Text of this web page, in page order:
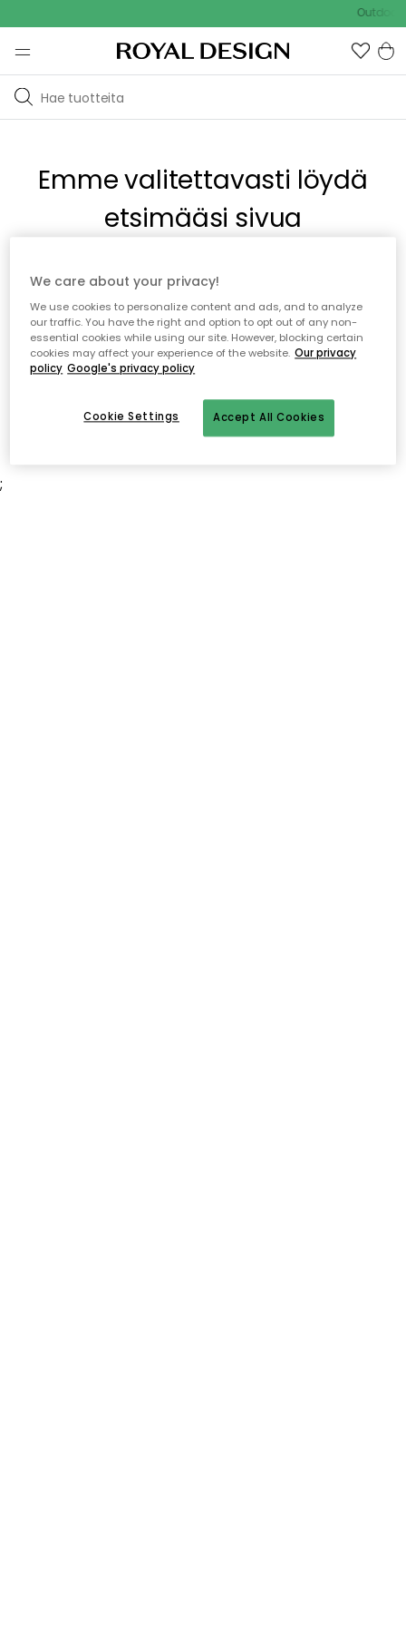
Outdoor
Emme valitettavasti löydä
etsimääsi sivua
Tämä voi johtua siitä, että sivua ei enää ole tai siitä, että se
on siirretty muualle. Pahoittelemme tästä mahdollisesti
aiheutunutta häiriötä. Voit kokeilla uudelleen yllä olevasta
valikosta tai siirtyä takaisin aloitussivustolle.
;
We care about your privacy!
We use cookies to personalize content and ads, and to analyze
our traffic. You have the right and option to opt out of any non-
essential cookies while using our site. However, blocking certain
cookies may affect your experience of the website. Our privacy
policy Google's privacy policy
Accept All Cookies
Cookie Settings